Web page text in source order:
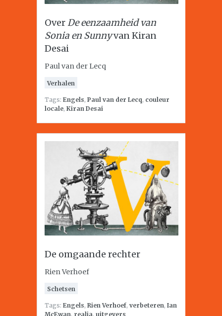
OverDe eenzaamheid van
Sonia en Sunnyvan Kiran
Desai
Paul van der Lecq
Verhalen
Tags: Engels, Paul van der Lecq, couleur
locale, Kiran Desai
De omgaande rechter
Rien Verhoef
Schetsen
Tags: Engels, Rien Verhoef, verbeteren, Ian
McEwan, realia, uitgevers